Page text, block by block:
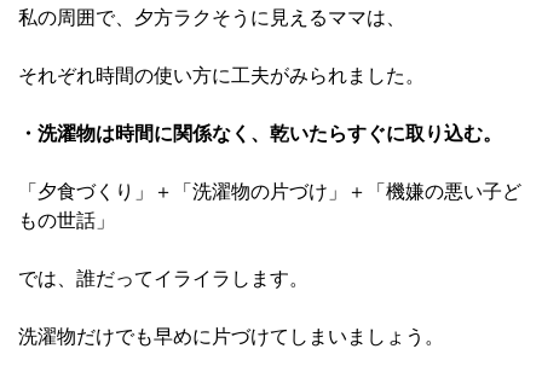
私の周囲で、夕方ラクそうに見えるママは、
それぞれ時間の使い方に工夫がみられました。
・洗濯物は時間に関係なく、乾いたらすぐに取り込む。
「夕食づくり」＋「洗濯物の片づけ」＋「機嫌の悪い子ど
もの世話」
では、誰だってイライラします。
洗濯物だけでも早めに片づけてしまいましょう。